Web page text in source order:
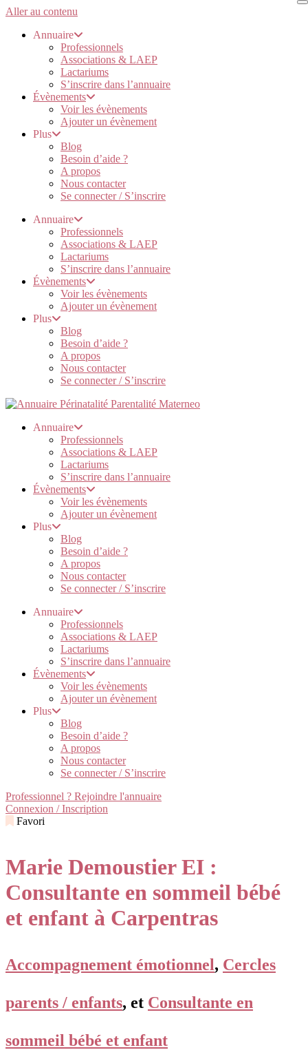
Aller au contenu
Annuaire
Professionnels
Associations & LAEP
Lactariums
S’inscrire dans l’annuaire
Évènements
Voir les évènements
Ajouter un évènement
Plus
Blog
Besoin d’aide ?
A propos
Nous contacter
Se connecter / S’inscrire
Annuaire
Professionnels
Associations & LAEP
Lactariums
S’inscrire dans l’annuaire
Évènements
Voir les évènements
Ajouter un évènement
Plus
Blog
Besoin d’aide ?
A propos
Nous contacter
Se connecter / S’inscrire
Annuaire
Professionnels
Associations & LAEP
Lactariums
S’inscrire dans l’annuaire
Évènements
Voir les évènements
Ajouter un évènement
Plus
Blog
Besoin d’aide ?
A propos
Nous contacter
Se connecter / S’inscrire
Annuaire
Professionnels
Associations & LAEP
Lactariums
S’inscrire dans l’annuaire
Évènements
Voir les évènements
Ajouter un évènement
Plus
Blog
Besoin d’aide ?
A propos
Nous contacter
Se connecter / S’inscrire
Professionnel ? Rejoindre l'annuaire
Connexion / Inscription
Favori
Marie Demoustier EI :
Consultante en sommeil bébé
et enfant à Carpentras
Accompagnement émotionnel, Cercles
parents / enfants, et Consultante en
sommeil bébé et enfant